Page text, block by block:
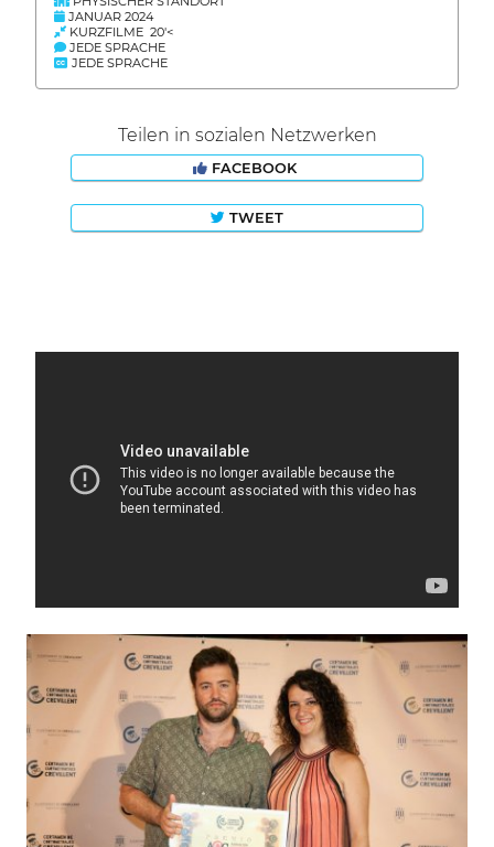
JANUAR 2024
KURZFILME 20'<
JEDE SPRACHE
JEDE SPRACHE
Teilen in sozialen Netzwerken
FACEBOOK
TWEET